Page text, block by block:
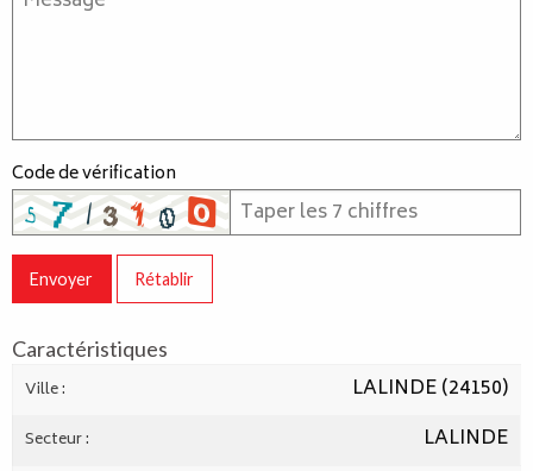
Code de vérification
Envoyer Rétablir
Caractéristiques
Ville :
LALINDE (24150)
Secteur : LALINDE